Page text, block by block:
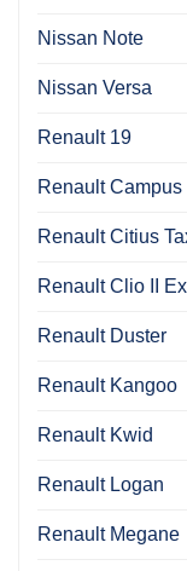
Nissan Note
Nissan Versa
Renault 19
Renault Campus
Renault Citius
Renault Clio II
Renault Duster
Renault Kangoo
Renault Kwid
Renault Logan
Renault Megane